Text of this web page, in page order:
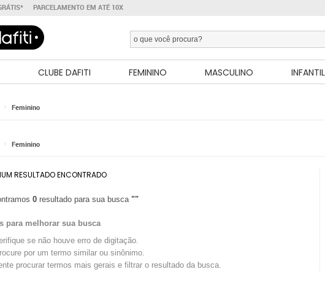
PARCELAMENTO EM ATÉ 10X
CLUBE DAFITI FEMININO MASCULINO INFANTIL
Feminino
Feminino
RESULTADO ENCONTRADO
0 resultado para sua busca ""
para melhorar sua busca
se não houve erro de digitação.
por um termo similar ou sinônimo.
procurar termos mais gerais e filtrar o resultado da busca.